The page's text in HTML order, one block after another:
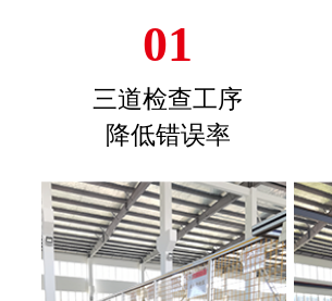
01
三道检查工序
降低错误率